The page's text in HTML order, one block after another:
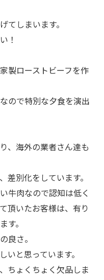
てしまいます。
！
製ローストビーフを作
ので特別な夕食を演出
、海外の業者さん達も
差別化をしています。
牛肉なので認知は低く
頂いたお客様は、有り
す。
良さ。
いと思っています。
ちょくちょく欠品しま